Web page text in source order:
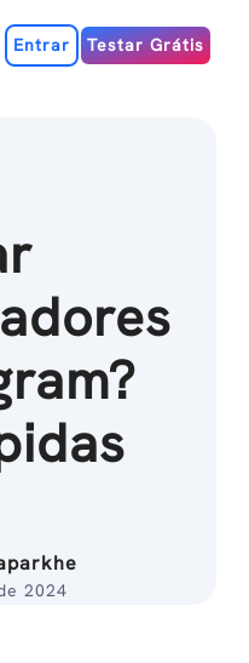
Entrar Testar Grátis
2024